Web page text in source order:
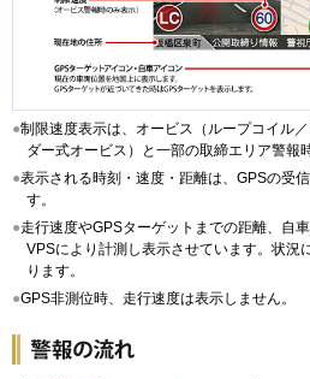
●制限速度表示は、オービス（ループコイル
ダー式オービス）と一部の取締エリア警報
●表示される時刻・速度・距離は、GPSの受
す。
●走行速度やGPSターゲットまでの距離、自
VPSにより計測し表示させています。状況
ります。
●GPS非測位時、走行速度は表示しません。